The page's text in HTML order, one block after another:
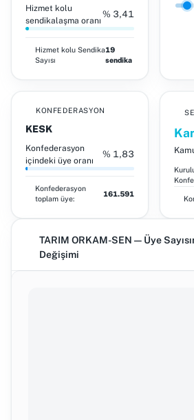
Hizmet kolu
sendikalaşma oranı
% 3,41
Hizmet kolu Sendika
Sayısı
19
sendika
KONFEDERASYON
KESK
Konfederasyon
içindeki üye oranı
% 1,83
Konfederasyon
toplam üye:
161.591
TARIM ORKAM-SEN — Üye
Değişimi